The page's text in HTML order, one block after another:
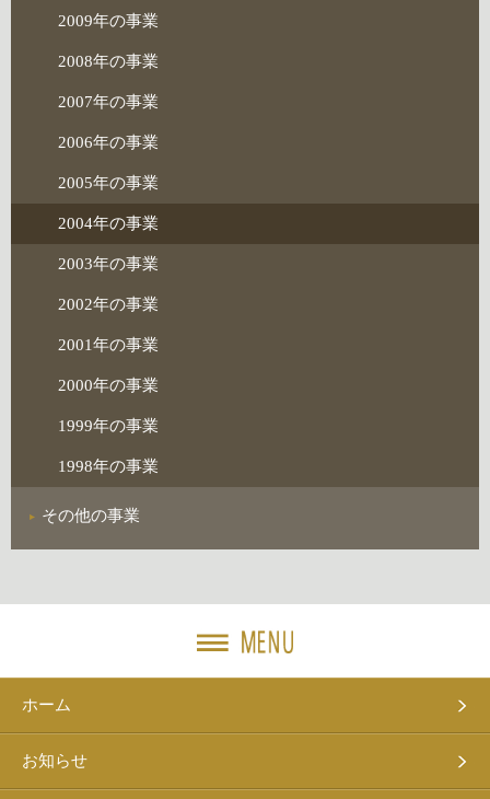
2009年の事業
2008年の事業
2007年の事業
2006年の事業
2005年の事業
2004年の事業
2003年の事業
2002年の事業
2001年の事業
2000年の事業
1999年の事業
1998年の事業
その他の事業
ホーム
お知らせ